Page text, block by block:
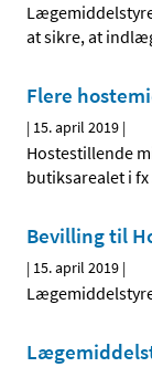
at sikre, at
Flere
| 15. april 2019 |
Hostestillende
butiksarealet i
Bevilling til
| 15. april 2019 |